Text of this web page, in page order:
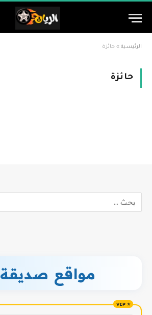
الرئيسية » حائزة
حائزة
مواقع صديقة